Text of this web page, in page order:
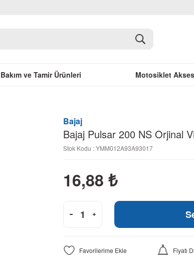
Bakım ve Tamir Ürünleri Motosiklet
Bajaj
Bajaj Pulsar 200 NS Orjinal
Stok Kodu : YMM012A93A93017
16,88 ₺
Fiyatı